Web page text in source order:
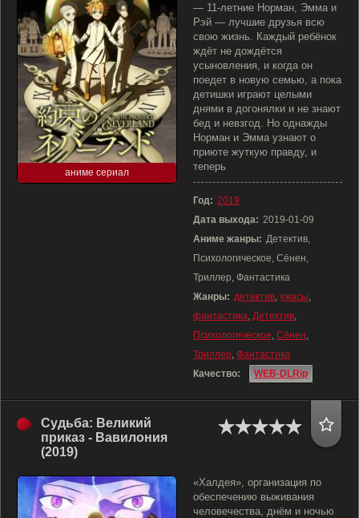
аниме сериал
— 11-летние Норман, Эмма и
Рэй — лучшие друзья всю
свою жизнь. Каждый ребёнок
ждёт не дождётся
усыновления, и когда он
поедет в новую семью, а пока
детишки играют целыми
днями в догонялки и не знают
бед и невзгод. Но однажды
Норман и Эмма узнают о
приюте жуткую правду, и
теперь
Год: 2019
Дата выхода: 2019-01-09
Аниме жанры: Детектив,
Психологическое, Сёнен,
Триллер, Фантастика
Жанры: детектив, ужасы,
фантастика, Детектив,
Психологическое, Сёнен,
Триллер, Фантастика
Качество:
WEB-DLRip
Судьба: Великий
приказ - Вавилония
(2019)
«Халдея», организация по
обеспечению выживания
человечества, днём и ночью